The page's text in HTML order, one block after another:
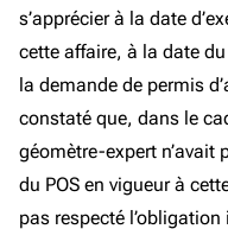
s’apprécier à la date
cette affaire, à la date
la demande de permis
constaté que, dans le
géomètre-expert n’avait
du POS en vigueur à
pas respecté